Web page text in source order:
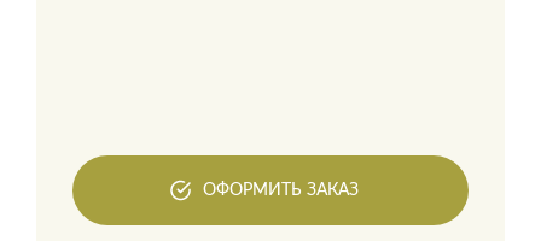
ОФОРМИТЬ ЗАКАЗ